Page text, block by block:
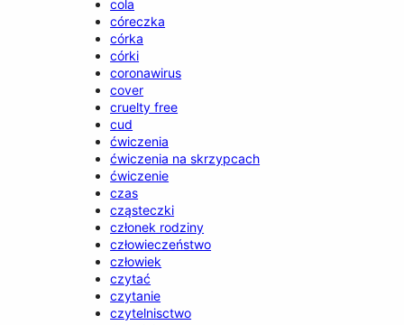
cola
córeczka
córka
córki
coronawirus
cover
cruelty free
cud
ćwiczenia
ćwiczenia na skrzypcach
ćwiczenie
czas
cząsteczki
członek rodziny
człowieczeństwo
człowiek
czytać
czytanie
czytelnisctwo